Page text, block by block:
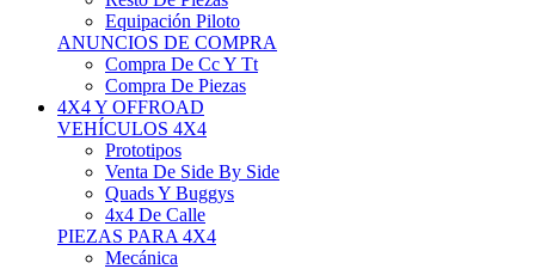
ANUNCIOS DE COMPRA
Compra De Cc Y Tt
Compra De Piezas
4X4 Y OFFROAD
VEHÍCULOS 4X4
Prototipos
Venta De Side By Side
Quads Y Buggys
4x4 De Calle
PIEZAS PARA 4X4
Mecánica
Carrocería